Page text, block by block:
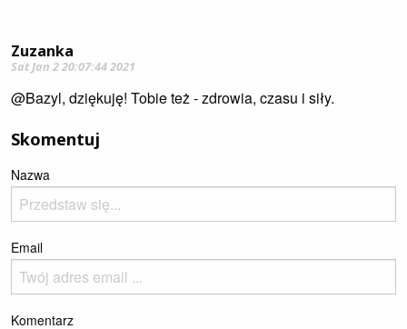
Zuzanka
Sat Jan 2 20:07:44 2021
@Bazyl, dziękuję! Tobie też - zdrowia, czasu i siły.
Skomentuj
Nazwa
Email
Komentarz